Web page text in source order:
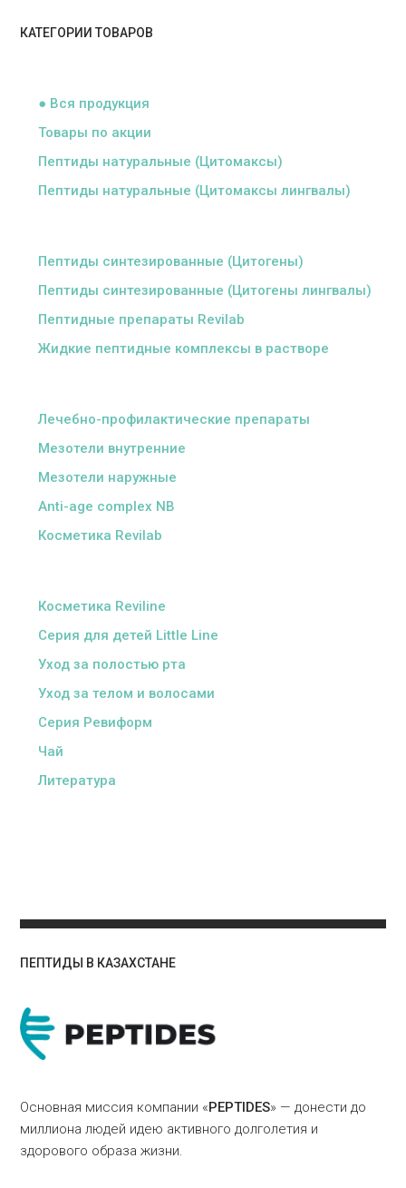
КАТЕГОРИИ ТОВАРОВ
● Вся продукция
Товары по акции
Пептиды натуральные (Цитомаксы)
Пептиды натуральные (Цитомаксы лингвалы)
Пептиды синтезированные (Цитогены)
Пептиды синтезированные (Цитогены лингвалы)
Пептидные препараты Revilab
Жидкие пептидные комплексы в растворе
Лечебно-профилактические препараты
Мезотели внутренние
Мезотели наружные
Anti-age complex NB
Косметика Revilab
Косметика Reviline
Серия для детей Little Line
Уход за полостью рта
Уход за телом и волосами
Серия Ревиформ
Чай
Литература
ПЕПТИДЫ В КАЗАХСТАНЕ
Основная миссия компании «PEPTIDES» — донести до
миллиона людей идею активного долголетия и
здорового образа жизни.